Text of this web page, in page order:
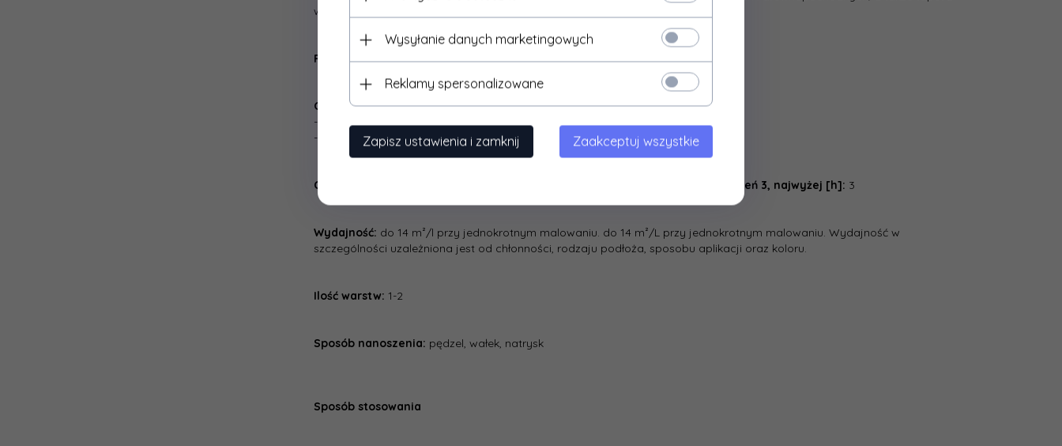
włókna szklanego użytkowanych wewnątrz pomieszczeń.
Połysk wg PN EN 13300:mat
Odporność na szorowanie:
- wg PN EN 13300: klasa 2
- wg PN-C 81914:2002: rodzaj 1
Czas schnięcia powłoki w temp.23±2oC, przy wilgotności wzgl. (50±5)%, stopień 3, najwyżej [h]: 3
Wydajność: do 14 m²/l przy jednokrotnym malowaniu. do 14 m²/L przy jednokrotnym malowaniu. Wydajność w
szczególności uzależniona jest od chłonności, rodzaju podłoża, sposobu aplikacji oraz koloru.
Ilość warstw: 1-2
Sposób nanoszenia: pędzel, wałek, natrysk
Sposób stosowania
Wysyłanie danych marketingowych
Reklamy spersonalizowane
Zapisz ustawienia i zamknij Zaakceptuj wszystkie